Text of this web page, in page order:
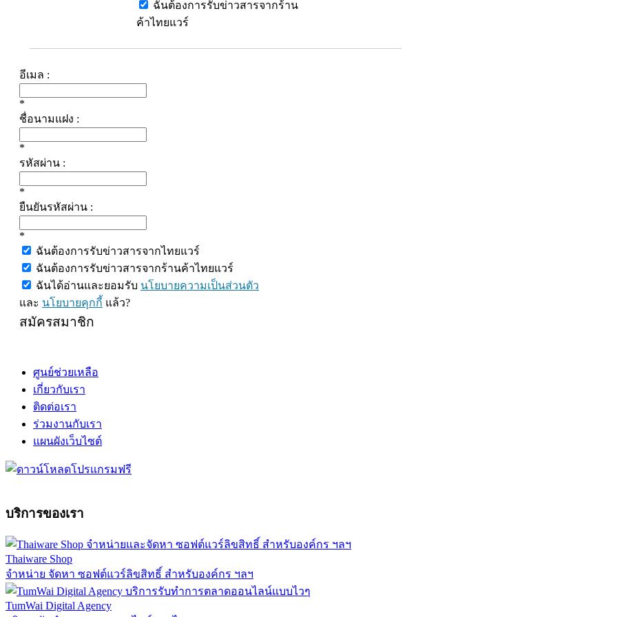
ฉันต้องการรับข่าวสารจากร้าน
ค้าไทยแวร์
อีเมล :
*
ชื่อนามแฝง :
*
รหัสผ่าน :
*
ยืนยันรหัสผ่าน :
*
ฉันต้องการรับข่าวสารจากไทยแวร์
ฉันต้องการรับข่าวสารจากร้านค้าไทยแวร์
ฉันได้อ่านและยอมรับ นโยบายความเป็นส่วนตัว
และ นโยบายคุกกี้ แล้ว?
สมัครสมาชิก
ศูนย์ช่วยเหลือ
เกี่ยวกับเรา
ติดต่อเรา
ร่วมงานกับเรา
แผนผังเว็บไซต์
บริการของเรา
Thaiware Shop
จำหน่าย จัดหา ซอฟต์แวร์ลิขสิทธิ์ สำหรับองค์กร ฯลฯ
TumWai Digital Agency